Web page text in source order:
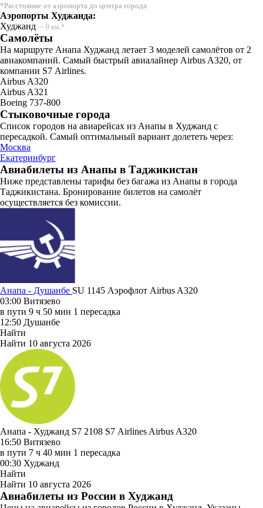
*Расстояние от аэропорта до центра города
Аэропорты Худжанда:
Худжанд ~ 0 км.*
Самолёты
На маршруте Анапа Худжанд летает 3 моделей самолётов от 2
авиакомпаний. Самый быстрый авиалайнер Airbus A320, от
компании S7 Airlines.
Airbus A320
Airbus A321
Boeing 737-800
Стыковочные города
Список городов на авиарейсах из Анапы в Худжанд с
пересадкой. Самый оптимальный вариант долететь через:
Москва
Екатеринбург
Авиабилеты из Анапы в Таджикистан
Ниже представлены тарифы без багажа из Анапы в города
Таджикистана. Бронирование билетов на самолёт
осуществляется без комиссии.
Анапа - Душанбе SU 1145 Аэрофлот Airbus A320
03:00 Витязево
в пути 9 ч 50 мин 1 пересадка
12:50 Душанбе
Найти
Найти 10 августа 2026
Анапа - Худжанд S7 2108 S7 Airlines Airbus A320
16:50 Витязево
в пути 7 ч 40 мин 1 пересадка
00:30 Худжанд
Найти
Найти 10 августа 2026
Авиабилеты из России в Худжанд